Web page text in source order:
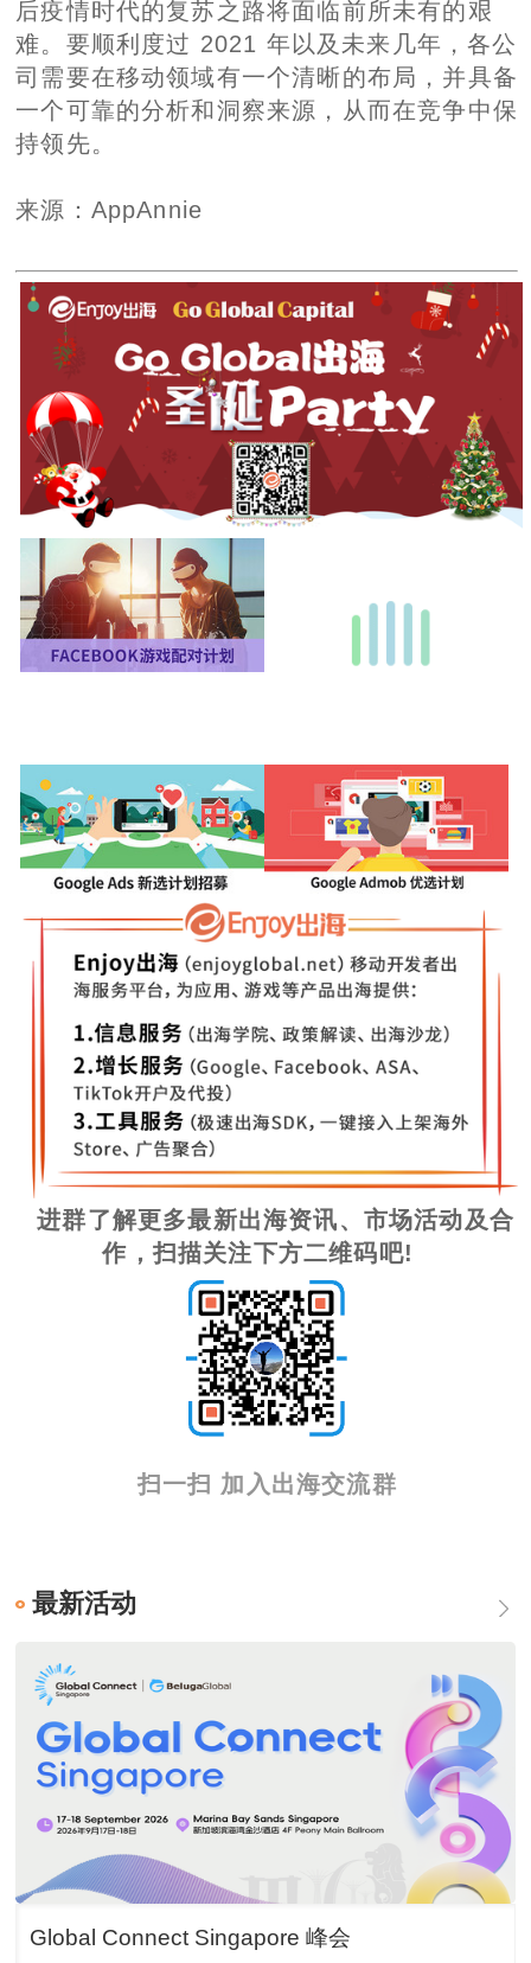
后疫情时代的复苏之路将面临前所未有的艰
难。要顺利度过 2021 年以及未来几年，各公
司需要在移动领域有一个清晰的布局，并具备
一个可靠的分析和洞察来源，从而在竞争中保
持领先。
来源：AppAnnie
进群了解更多最新出海资讯、市场活动及合
作，扫描关注下方二维码吧!
扫一扫 加入出海交流群
最新活动
Global Connect Singapore 峰会